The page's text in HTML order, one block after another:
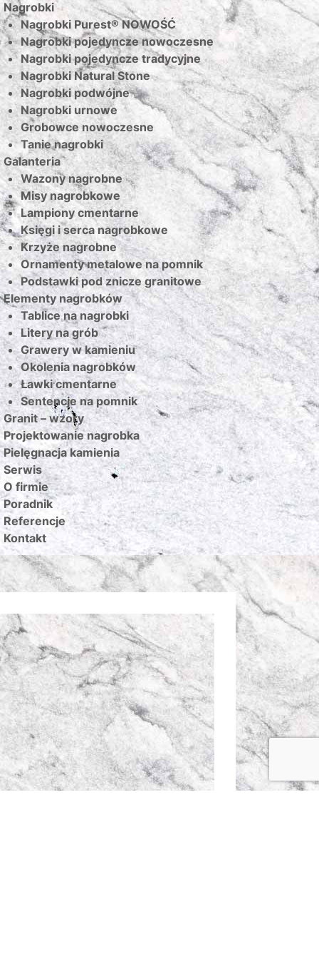
Nagrobki
Nagrobki Purest® NOWOŚĆ
Nagrobki pojedyncze nowoczesne
Nagrobki pojedyncze tradycyjne
Nagrobki Natural Stone
Nagrobki podwójne
Nagrobki urnowe
Grobowce nowoczesne
Tanie nagrobki
Galanteria
Wazony nagrobne
Misy nagrobkowe
Lampiony cmentarne
Księgi i serca nagrobkowe
Krzyże nagrobne
Ornamenty metalowe na pomnik
Podstawki pod znicze granitowe
Elementy nagrobków
Tablice na nagrobki
Litery na grób
Grawery w kamieniu
Okolenia nagrobków
Ławki cmentarne
Sentencje na pomnik
Granit – wzory
Projektowanie nagrobka
Pielęgnacja kamienia
Serwis
O firmie
Poradnik
Referencje
Kontakt